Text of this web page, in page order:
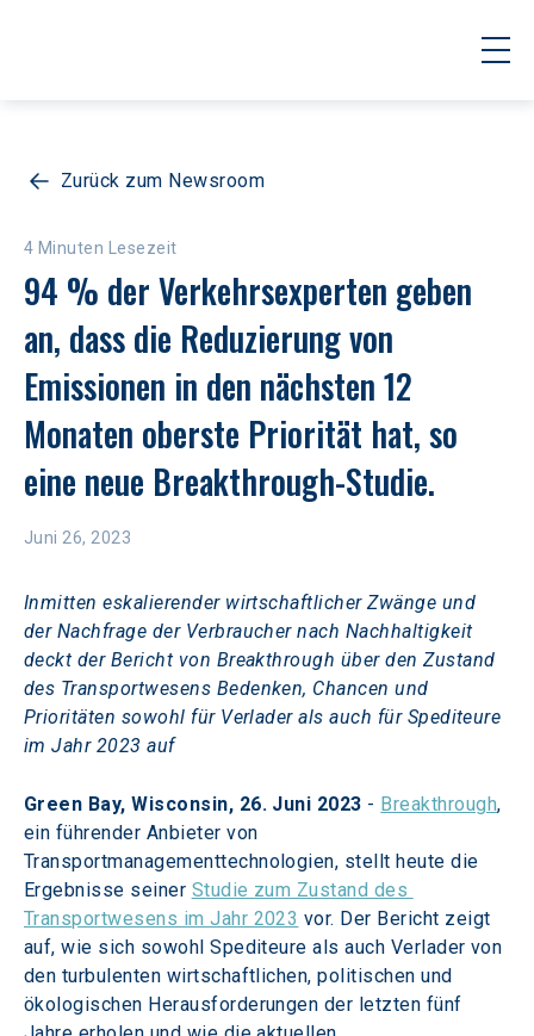
Zurück zum Newsroom
4 Minuten Lesezeit
94 % der Verkehrsexperten geben
an, dass die Reduzierung von
Emissionen in den nächsten 12
Monaten oberste Priorität hat, so
eine neue Breakthrough-Studie.
Juni 26, 2023
Inmitten eskalierender wirtschaftlicher Zwänge und
der Nachfrage der Verbraucher nach Nachhaltigkeit
deckt der Bericht von Breakthrough über den Zustand
des Transportwesens Bedenken, Chancen und
Prioritäten sowohl für Verlader als auch für Spediteure
im Jahr 2023 auf
Green Bay, Wisconsin, 26. Juni 2023 - Breakthrough,
ein führender Anbieter von
Transportmanagementtechnologien, stellt heute die
Ergebnisse seiner Studie zum Zustand des
Transportwesens im Jahr 2023 vor. Der Bericht zeigt
auf, wie sich sowohl Spediteure als auch Verlader von
den turbulenten wirtschaftlichen, politischen und
ökologischen Herausforderungen der letzten fünf